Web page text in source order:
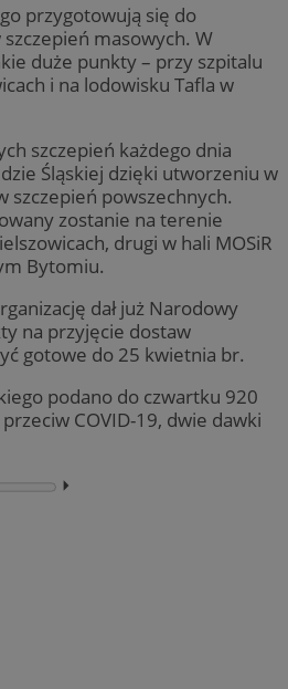
przygotowują się do
masowych. W
duże punkty – przy szpitalu
i na lodowisku Tafla w
szczepień każdego dnia
Śląskiej dzięki utworzeniu w
szczepień powszechnych.
zostanie na terenie
drugi w hali MOSiR
Bytomiu.
dał już Narodowy
na przyjęcie dostaw
gotowe do 25 kwietnia br.
podano do czwartku 920
COVID-19, dwie dawki
⏵︎